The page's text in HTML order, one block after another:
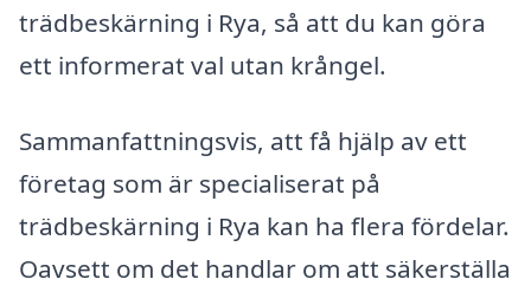
trädbeskärning i Rya, så att du kan göra
ett informerat val utan krångel.
Sammanfattningsvis, att få hjälp av ett
företag som är specialiserat på
trädbeskärning i Rya kan ha flera fördelar.
Oavsett om det handlar om att säkerställa